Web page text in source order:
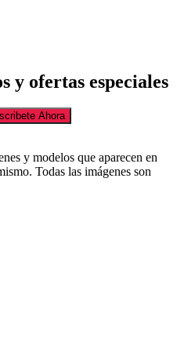
y ofertas especiales
Ahora
y modelos que aparecen en
Todas las imágenes son